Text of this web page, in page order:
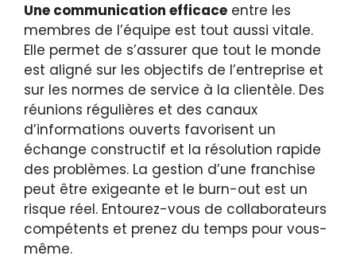
Une communication efficace entre les
membres de l’équipe est tout aussi vitale.
Elle permet de s’assurer que tout le monde
est aligné sur les objectifs de l’entreprise et
sur les normes de service à la clientèle. Des
réunions régulières et des canaux
d’informations ouverts favorisent un
échange constructif et la résolution rapide
des problèmes. La gestion d’une franchise
peut être exigeante et le burn-out est un
risque réel. Entourez-vous de collaborateurs
compétents et prenez du temps pour vous-
même.